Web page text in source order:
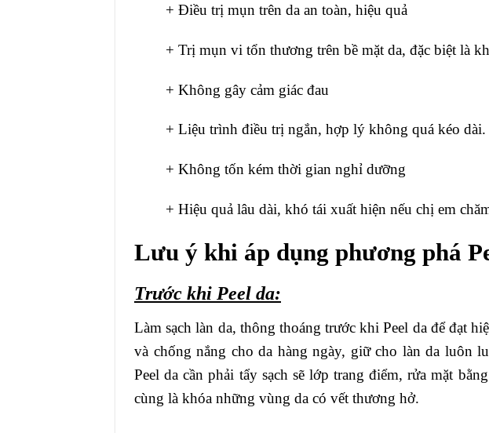
+ Điều trị mụn trên da an toàn, hiệu quả
+ Trị mụn vi tổn thương trên bề mặt da, đặc biệt là
+ Không gây cảm giác đau
+ Liệu trình điều trị ngắn, hợp lý không quá kéo dài.
+ Không tốn kém thời gian nghỉ dưỡng
+ Hiệu quả lâu dài, khó tái xuất hiện nếu chị em
Lưu ý khi áp dụng phương phá
Trước khi Peel da:
Làm sạch làn da, thông thoáng trước khi Peel da để đạt
và chống nắng cho da hàng ngày, giữ cho làn da luôn
Peel da cần phải tẩy sạch sẽ lớp trang điểm, rửa mặt
cùng là khóa những vùng da có vết thương hở.